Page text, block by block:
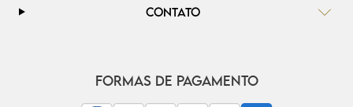
CONTATO
FORMAS DE PAGAMENTO